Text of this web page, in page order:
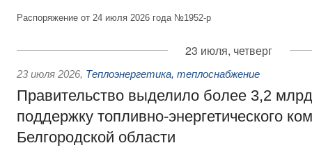
Распоряжение от 24 июля 2026 года №1952-р
23 июля, четверг
23 июля 2026, Теплоэнергетика, теплоснабжение
Правительство выделило более 3,2
поддержку топливно-энергетического
Белгородской области